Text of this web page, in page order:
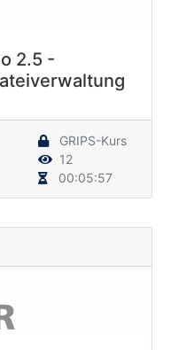
2.5 -
GRIPS-Kurs
12
00:05:57